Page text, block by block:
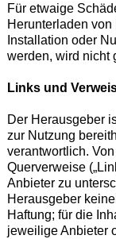
Für etwaige
Herunterladen
Installation oder
werden, wird nicht
Links und
Der Herausgeber
zur Nutzung
verantwortlich.
Querverweise
Anbieter zu
Herausgeber
Haftung; für die
jeweilige Anbieter